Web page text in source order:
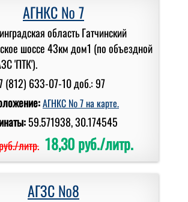
АГНКС № 7
область Гатчинский
шоссе 43км дом1 (по объездной
'ПТК').
(812) 633-07-10 доб.: 97
АГНКС № 7 на карте.
59.571938, 30.174545
литр. 18,30 руб./литр.
АГЗС №8